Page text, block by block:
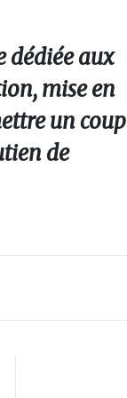
dédiée aux
mise en
un coup
de